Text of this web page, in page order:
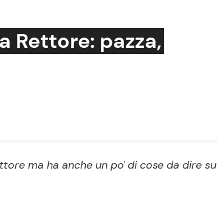
Le Ricette in TV
Rettore: pazza,
ma ha anche un po' di cose da dire su